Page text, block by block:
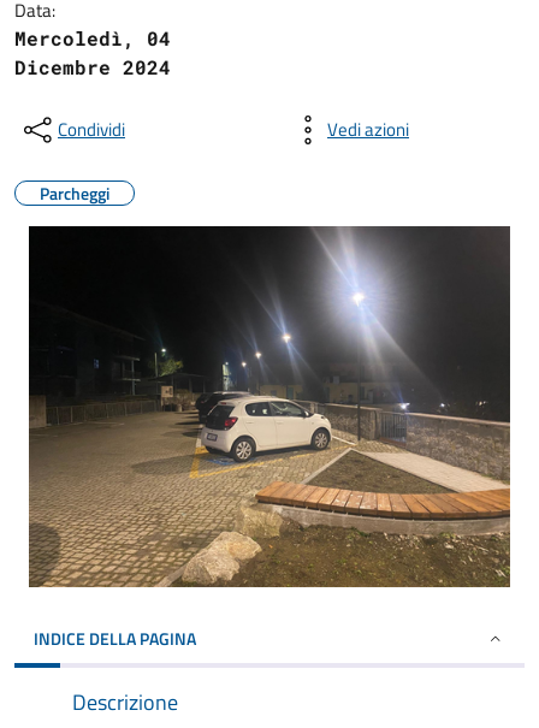
Data:
Mercoledì, 04
Dicembre 2024
Condividi Vedi azioni
Parcheggi
INDICE DELLA PAGINA
Descrizione